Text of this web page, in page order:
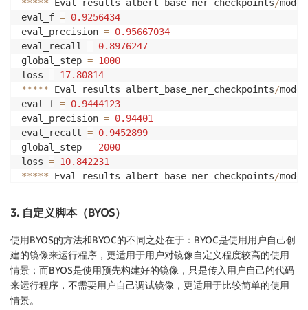
***** Eval results albert_base_ner_checkpoints/model
eval_f = 0.9256434
eval_precision = 0.95667034
eval_recall = 0.8976247
global_step = 1000
loss = 17.80814
***** Eval results albert_base_ner_checkpoints/model
eval_f = 0.9444123
eval_precision = 0.94401
eval_recall = 0.9452899
global_step = 2000
loss = 10.842231
***** Eval results albert_base_ner_checkpoints/model
eval_precision
eval_recall = 0.94261235
global_step
2374
loss
= 10.520088
3. 自定义脚本（BYOS）
使用BYOS的方法和BYOC的不同之处在于：BYOC是使用用户自己创
建的镜像来运行程序，更适用于用户对镜像自定义程度较高的使用
情景；而BYOS是使用预先构建好的镜像，只是传入用户自己的代码
来运行程序，不需要用户自己调试镜像，更适用于比较简单的使用
情景。